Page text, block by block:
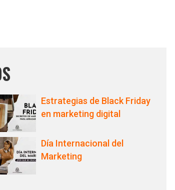
Estrategias de Black Friday
en marketing digital
Día Internacional del
Marketing